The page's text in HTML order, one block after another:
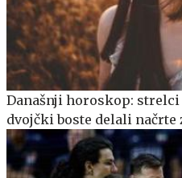
Današnji horoskop:
dvojčki boste delali načrte